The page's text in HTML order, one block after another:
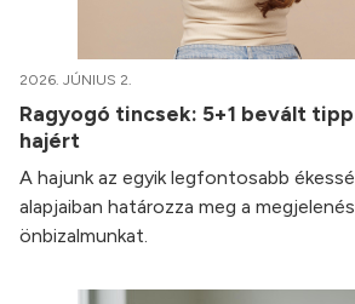
2026. JÚNIUS 2.
Ragyogó tincsek: 5+1 bevált
hajért
A hajunk az egyik legfontosabb
alapjaiban határozza meg a
önbizalmunkat.